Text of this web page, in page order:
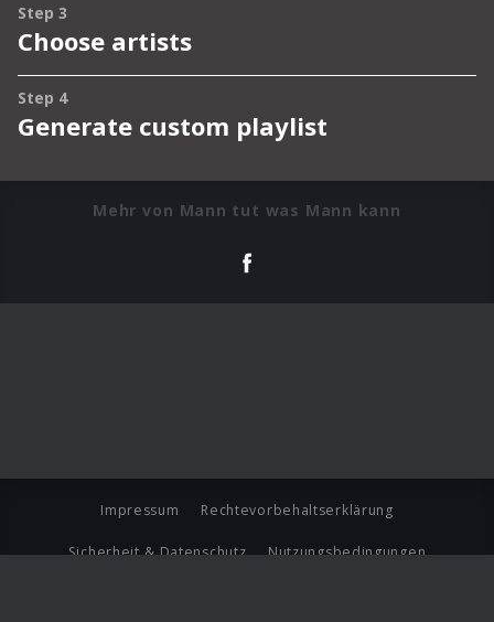
Mehr von Mann tut was Mann kann
Impressum Rechtevorbehaltserklärung
Sicherheit & Datenschutz Nutzungsbedingungen